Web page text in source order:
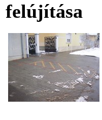
felújítása